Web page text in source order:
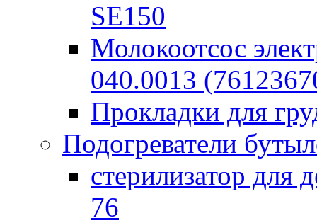
SE150
Молокоотсос
040.0013
Прокладки для
Подогреватели
стерилизатор для
76